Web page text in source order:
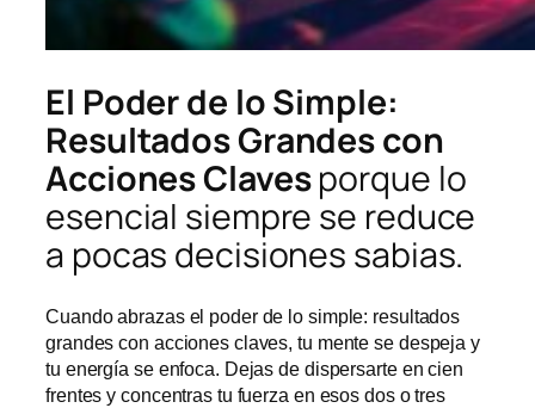
El Poder de lo Simple:
Resultados Grandes con
Acciones Clavesporque lo
esencial siempre se reduce
a pocas decisiones sabias.
Cuando abrazas el poder de lo simple: resultados
grandes con acciones claves, tu mente se despeja y
tu energía se enfoca. Dejas de dispersarte en cien
frentes y concentras tu fuerza en esos dos o tres